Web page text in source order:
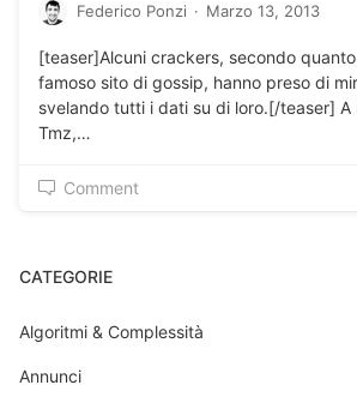
Federico Ponzi · Marzo 13, 2013
[teaser]Alcuni crackers, secondo
famoso sito di gossip, hanno preso di
svelando tutti i dati su di loro.[/teaser] A
Tmz,…
Comment
CATEGORIE
Algoritmi & Complessità
Annunci